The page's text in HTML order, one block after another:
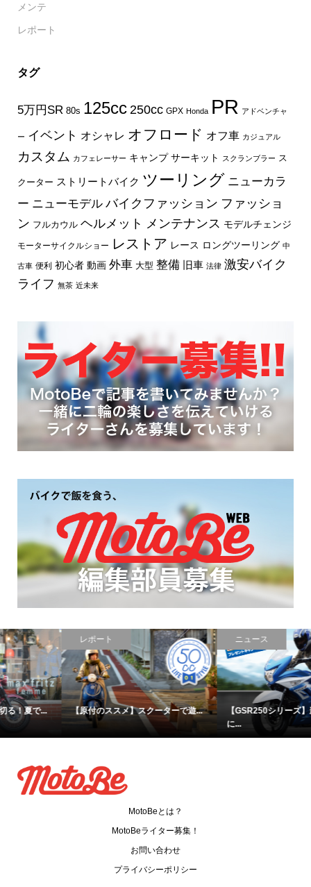
メンテ
レポート
タグ
5万円SR 80s 125cc 250cc GPX Honda PR アドベンチャ
ー イベント オシャレ オフロード オフ車 カジュアル
カスタム カフェレーサー キャンプ サーキット スクランブラー ス
クーター ストリートバイク ツーリング ニューカラ
ー ニューモデル バイクファッション ファッショ
ン フルカウル ヘルメット メンテナンス モデルチェンジ
モーターサイクルショー レストア レース ロングツーリング 中
古車 便利 初心者 動画 外車 大型 整備 旧車 法律 激安バイク
ライフ 無茶 近未来
レポート
【原付のススメ】スクーターで遊...
ニュース
【GSR250シリーズ】新車購入者
に...
MotoBeとは？
MotoBeライター募集！
お問い合わせ
プライバシーポリシー